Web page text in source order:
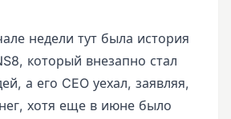
недели тут была история
который внезапно стал
а его CEO уехал, заявляя,
хотя еще в июне было